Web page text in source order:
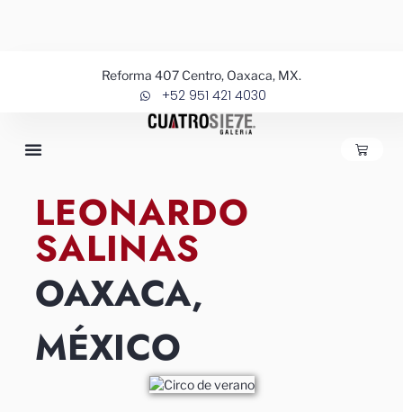
Reforma 407 Centro, Oaxaca, MX.
+52 951 421 4030
LEONARDO
SALINAS
OAXACA,
MÉXICO